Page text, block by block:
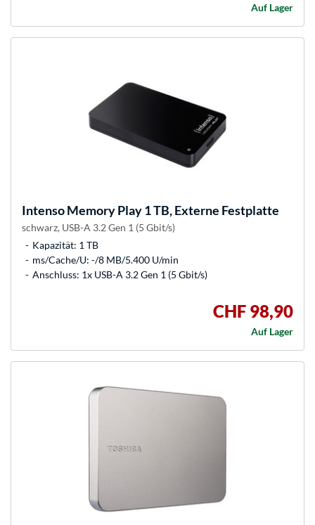
Auf Lager
IntensoMemory Play 1 TB, Externe Festplatte
schwarz, USB-A 3.2 Gen 1 (5 Gbit/s)
Kapazität: 1 TB
ms/Cache/U: -/8 MB/5.400 U/min
Anschluss: 1x USB-A 3.2 Gen 1 (5 Gbit/s)
CHF 98,90
Auf Lager